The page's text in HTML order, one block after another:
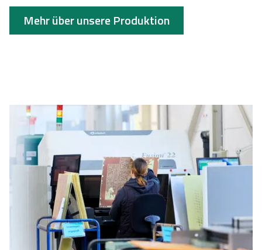
Mehr über unsere Produktion